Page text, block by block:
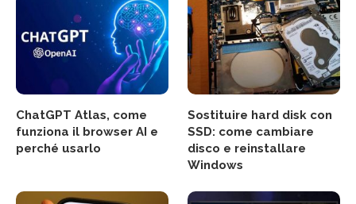
ChatGPT Atlas, come
funziona il browser AI e
perché usarlo
Sostituire hard disk con
SSD: come cambiare
disco e reinstallare
Windows